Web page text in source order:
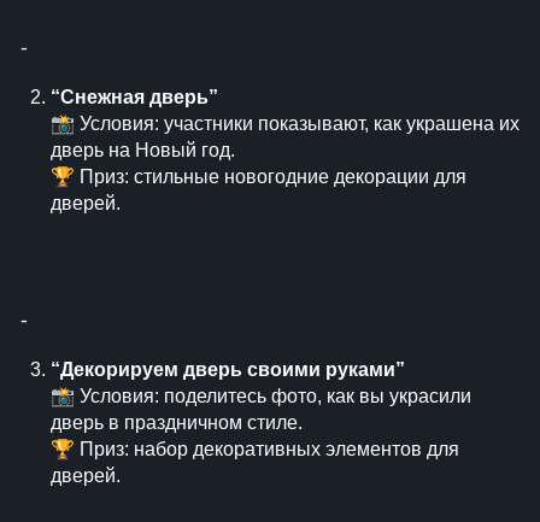
⁃
“Снежная дверь”
📸 Условия: участники показывают, как украшена их
дверь на Новый год.
🏆 Приз: стильные новогодние декорации для
дверей.
⁃
“Декорируем дверь своими руками”
📸 Условия: поделитесь фото, как вы украсили
дверь в праздничном стиле.
🏆 Приз: набор декоративных элементов для
дверей.